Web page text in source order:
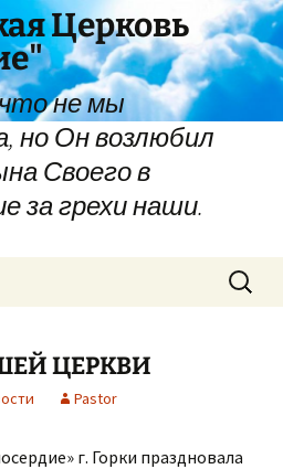
Церковь
не мы
но Он возлюбил
Своего в
за грехи наши.
Найти:
ЦЕРКВИ
Pastor
г. Горки праздновала